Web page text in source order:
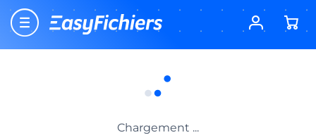
Chargement ...
Accueil
Fichiers d’entreprises
Fichier des Maisons de Retraite
Achetez un fichier sur-mesure de maisons